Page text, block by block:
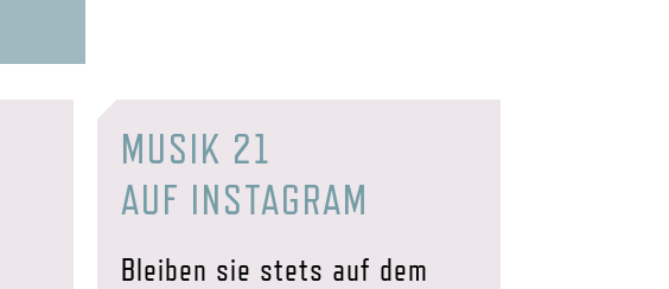
MUSIK 21
AUF INSTAGRAM
Bleiben sie stets auf dem